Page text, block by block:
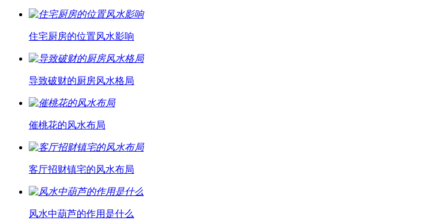
住宅厨房的位置风水影响
导致破财的厨房风水格局
催桃花的风水布局
客厅招财镇宅的风水布局
风水中葫芦的作用是什么